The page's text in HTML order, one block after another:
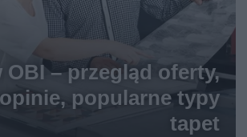
OBI – przegląd oferty,
popularne typy
tapet